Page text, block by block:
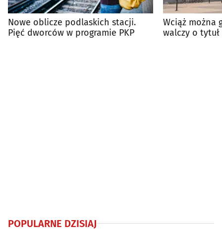
Nowe oblicze podlaskich stacji.
Pięć dworców w programie PKP
Wciąż można
walczy o
POPULARNE DZISIAJ